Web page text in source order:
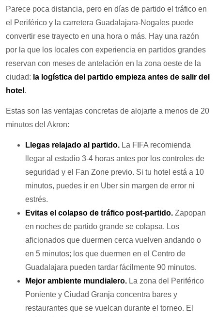
Parece poca distancia, pero en días de partido el tráfico en
el Periférico y la carretera Guadalajara-Nogales puede
convertir ese trayecto en una hora o más. Hay una razón
por la que los locales con experiencia en partidos grandes
reservan con meses de antelación en la zona oeste de la
ciudad: la logística del partido empieza antes de salir del
hotel .
Estas son las ventajas concretas de alojarte a menos de 20
minutos del Akron:
Llegas relajado al partido. La FIFA recomienda
llegar al estadio 3-4 horas antes por los controles de
seguridad y el Fan Zone previo. Si tu hotel está a 10
minutos, puedes ir en Uber sin margen de error ni
estrés.
Evitas el colapso de tráfico post-partido. Zapopan
en noches de partido grande se colapsa. Los
aficionados que duermen cerca vuelven andando o
en 5 minutos; los que duermen en el Centro de
Guadalajara pueden tardar fácilmente 90 minutos.
Mejor ambiente mundialero. La zona del Periférico
Poniente y Ciudad Granja concentra bares y
restaurantes que se vuelcan durante el torneo. El